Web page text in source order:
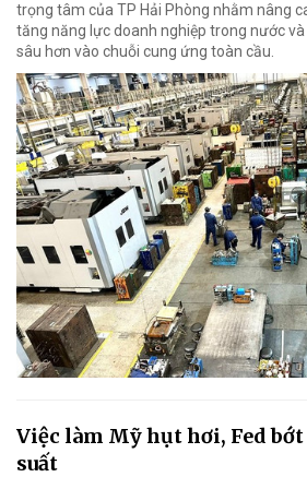
trọng tâm của TP Hải Phòng nhằm nâng
tăng năng lực doanh nghiệp trong nước
sâu hơn vào chuỗi cung ứng toàn cầu.
Việc làm Mỹ hụt hơi, Fed
suất